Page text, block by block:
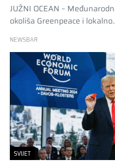
JUŽNI OCEAN –
okoliša Greenpeace i
NEWSBAR
SVIJET